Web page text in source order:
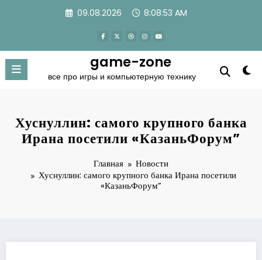
09.08.2026 8:08:53 AM
game-zone
все про игры и компьютерную технику
Хуснуллин: самого крупного банка
Ирана посетили «КазаньФорум”
Главная
Новости
Хуснуллин: самого крупного банка Ирана посетили
«КазаньФорум”